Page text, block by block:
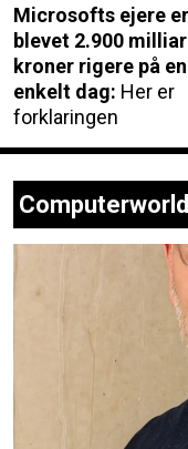
Microsofts ejere er
blevet 2.900
kroner rigere på en
enkelt dag: Her er
forklaringen
Computerworld